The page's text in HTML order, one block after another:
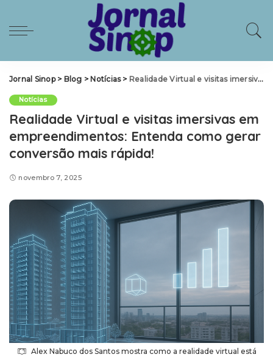
Jornal Sinop> Blog > Notícias> Realidade Virtual e visitas imersivas em empreendimentos: Entenda como gerar conversão mais rápida!
Notícias
Realidade Virtual e visitas imersivas em
empreendimentos: Entenda como gerar
conversão mais rápida!
novembro 7, 2025
Alex Nabuco dos Santos mostra como a realidade virtual está